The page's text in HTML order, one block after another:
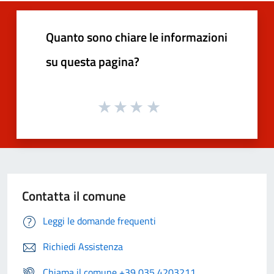
Quanto sono chiare le informazioni
su questa pagina?
Contatta il comune
Leggi le domande frequenti
Richiedi Assistenza